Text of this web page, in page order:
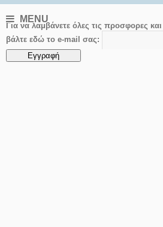
MENU
Για να λαμβάνετε όλες τις προσφορες
βάλτε εδώ το e-mail σας: